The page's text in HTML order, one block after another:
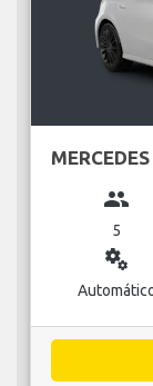
group
5
miscellaneous_services